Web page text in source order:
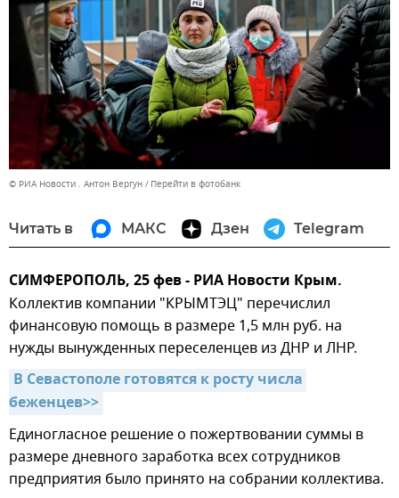
© РИА Новости . Антон Вергун Перейти в фотобанк
Читать в МАКС Дзен Telegram
СИМФЕРОПОЛЬ, 25 фев - РИА Новости Крым.
Коллектив компании "КРЫМТЭЦ" перечислил
финансовую помощь в размере 1,5 млн руб. на
нужды вынужденных переселенцев из ДНР и ЛНР.
В Севастополе готовятся к росту числа
беженцев>>
Единогласное решение о пожертвовании суммы в
размере дневного заработка всех сотрудников
предприятия было принято на собрании коллектива.